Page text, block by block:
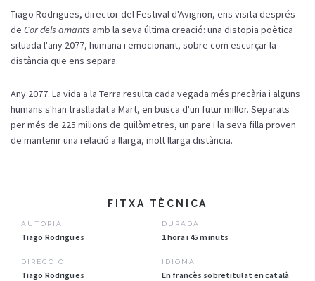
Tiago Rodrigues, director del Festival d'Avignon, ens visita després
de Cor dels amants amb la seva última creació: una distopia poètica
situada l'any 2077, humana i emocionant, sobre com escurçar la
distància que ens separa.
Any 2077. La vida a la Terra resulta cada vegada més precària i alguns
humans s'han traslladat a Mart, en busca d'un futur millor. Separats
per més de 225 milions de quilòmetres, un pare i la seva filla proven
de mantenir una relació a llarga, molt llarga distància.
FITXA TÈCNICA
AUTORIA
Tiago Rodrigues
DIRECCIÓ
Tiago Rodrigues
DURADA
1 hora i 45 minuts
IDIOMA
En francès sobretitulat en català